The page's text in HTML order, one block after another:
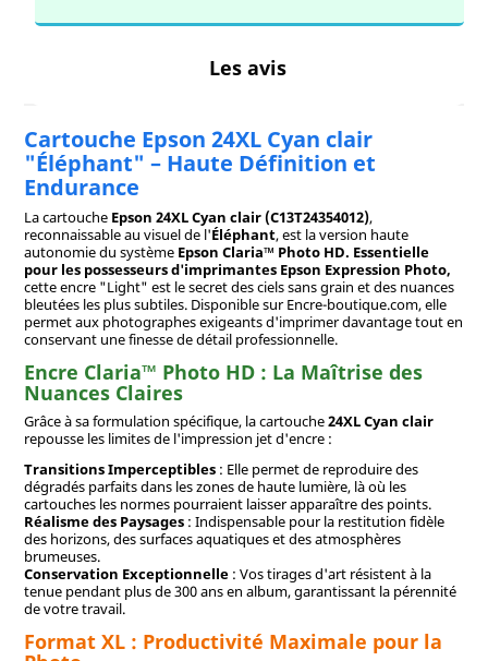
Les avis
Cartouche Epson 24XL Cyan clair
"Éléphant" – Haute Définition et
Endurance
La cartouche Epson 24XL Cyan clair (C13T24354012),
reconnaissable au visuel de l'Éléphant, est la version haute
autonomie du système Epson Claria™ Photo HD. Essentielle
pour les possesseurs d'imprimantes Epson Expression Photo,
cette encre "Light" est le secret des ciels sans grain et des nuances
bleutées les plus subtiles. Disponible sur Encre-boutique.com, elle
permet aux photographes exigeants d'imprimer davantage tout en
conservant une finesse de détail professionnelle.
Encre Claria™ Photo HD : La Maîtrise des
Nuances Claires
Grâce à sa formulation spécifique, la cartouche24XL Cyan clair
repousse les limites de l'impression jet d'encre :
Transitions Imperceptibles: Elle permet de reproduire des
dégradés parfaits dans les zones de haute lumière, là où les
cartouches les normes pourraient laisser apparaître des points.
Réalisme des Paysages: Indispensable pour la restitution fidèle
des horizons, des surfaces aquatiques et des atmosphères
brumeuses.
Conservation Exceptionnelle: Vos tirages d'art résistent à la
tenue pendant plus de 300 ans en album, garantissant la pérennité
de votre travail.
Format XL : Productivité Maximale pour la